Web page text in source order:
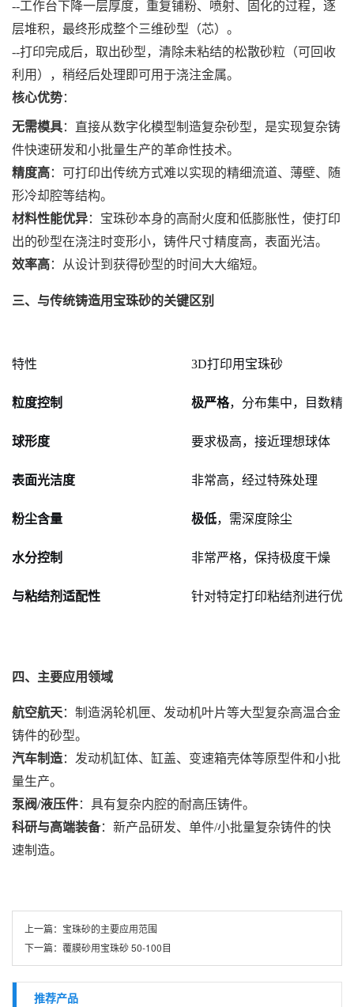
--工作台下降一层厚度，重复铺粉、喷射、固化的过程，逐
层堆积，最终形成整个三维砂型（芯）。
--打印完成后，取出砂型，清除未粘结的松散砂粒（可回收
利用），稍经后处理即可用于浇注金属。
核心优势：
无需模具：直接从数字化模型制造复杂砂型，是实现复杂铸
件快速研发和小批量生产的革命性技术。
精度高：可打印出传统方式难以实现的精细流道、薄壁、随
形冷却腔等结构。
材料性能优异：宝珠砂本身的高耐火度和低膨胀性，使打印
出的砂型在浇注时变形小，铸件尺寸精度高，表面光洁。
效率高：从设计到获得砂型的时间大大缩短。
三、与传统铸造用宝珠砂的关键区别
特性 3D打印用宝珠砂
粒度控制 极严格，分布集中，目数精
球形度 要求极高，接近理想球体
表面光洁度 非常高，经过特殊处理
粉尘含量 极低，需深度除尘
水分控制 非常严格，保持极度干燥
与粘结剂适配性 针对特定打印粘结剂进行优
四、主要应用领域
航空航天：制造涡轮机匣、发动机叶片等大型复杂高温合金
铸件的砂型。
汽车制造：发动机缸体、缸盖、变速箱壳体等原型件和小批
量生产。
泵阀/液压件：具有复杂内腔的耐高压铸件。
科研与高端装备：新产品研发、单件/小批量复杂铸件的快
速制造。
上一篇： 宝珠砂的主要应用范围
下一篇： 覆膜砂用宝珠砂 50-100目
推荐产品